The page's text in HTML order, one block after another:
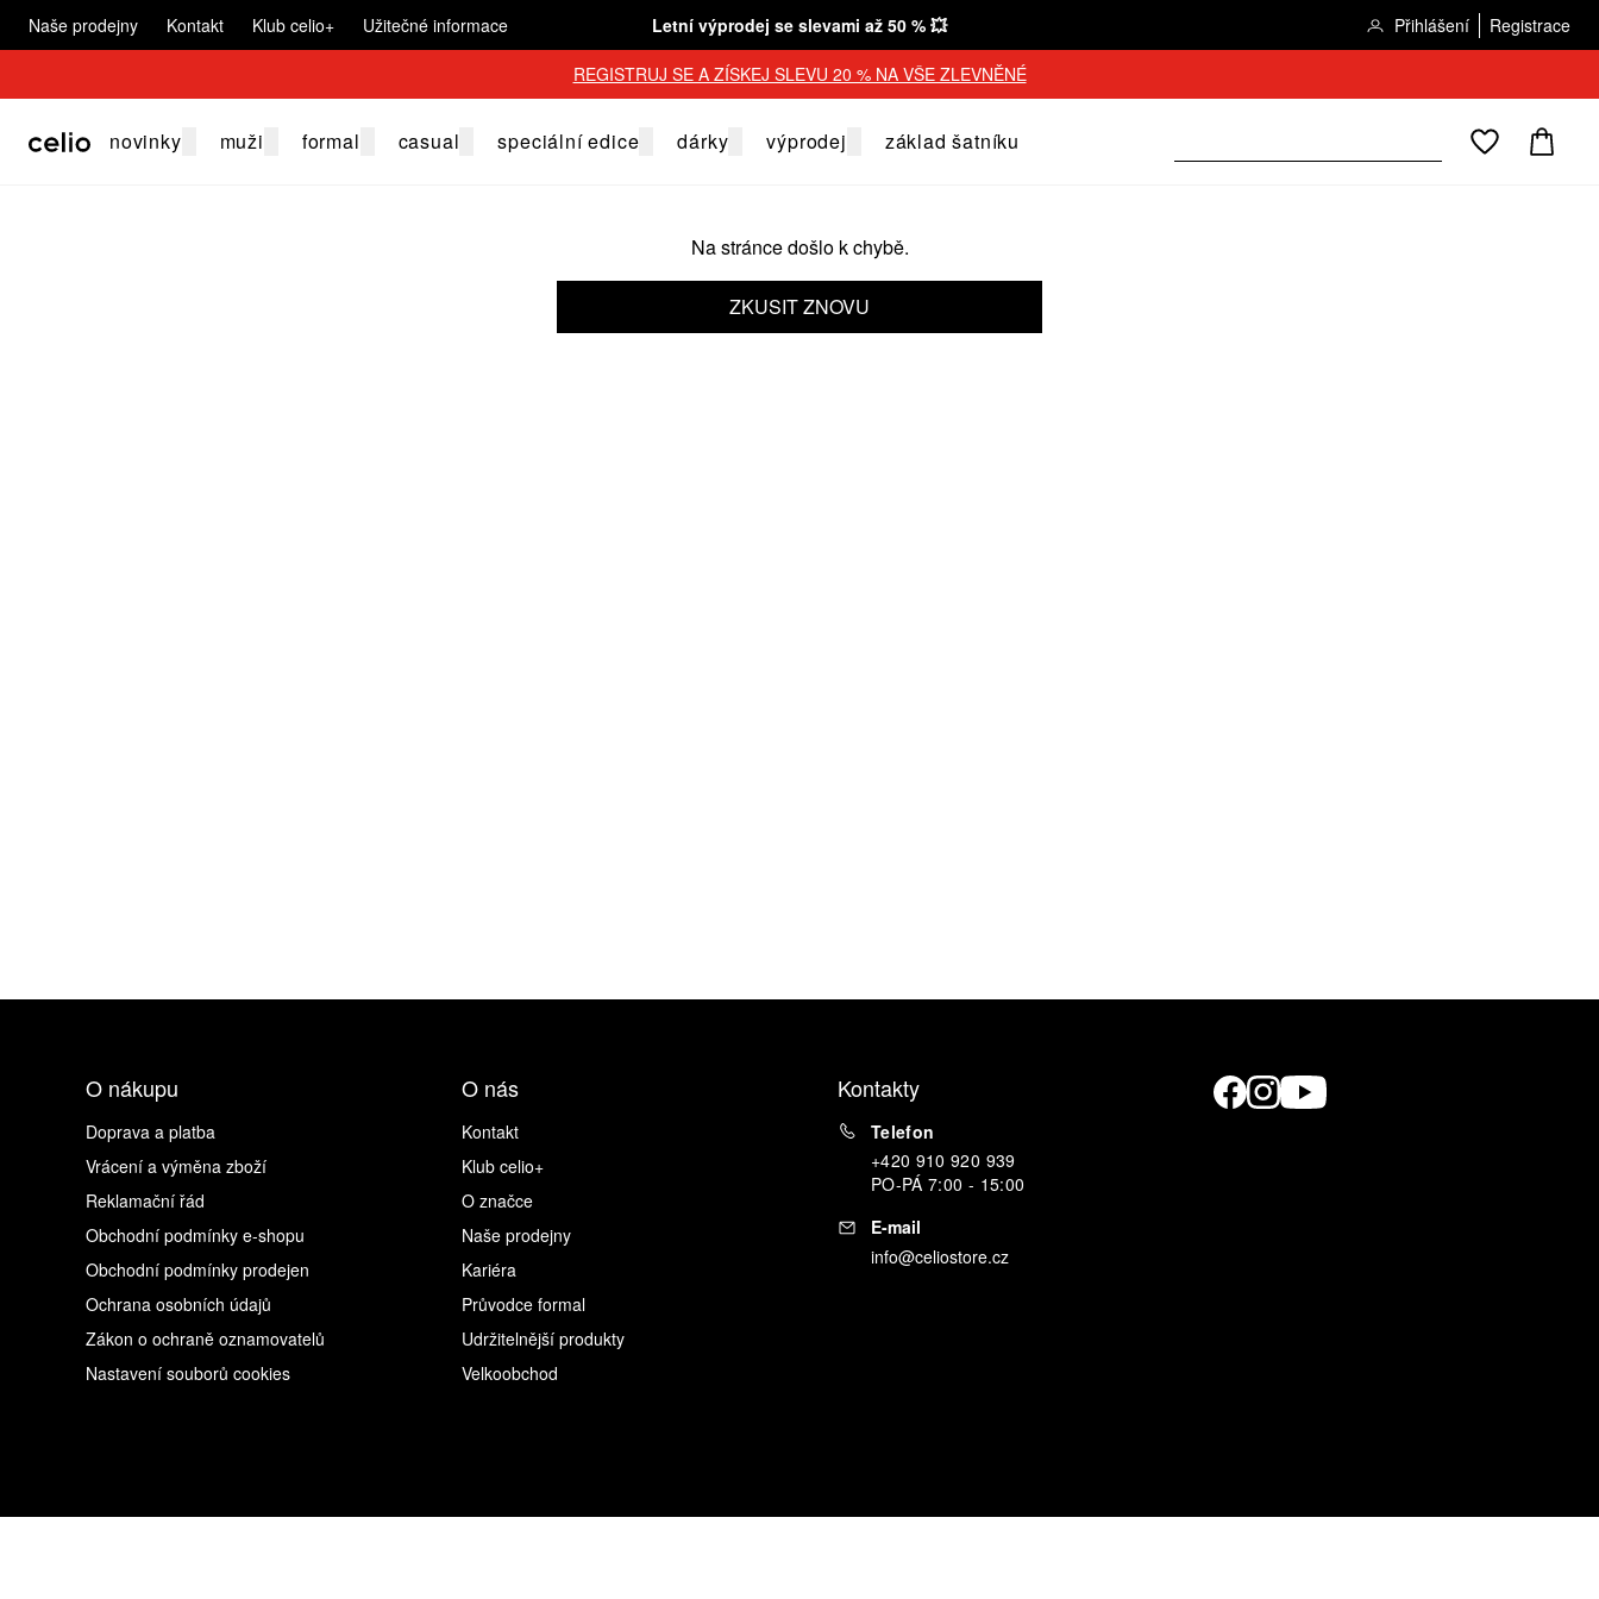
Naše prodejny Kontakt Klub celio+ Užitečné informace Letní výprodej se slevami až 50 % 💥 Přihlášení Registrace
REGISTRUJ SE A ZÍSKEJ SLEVU 20 % NA VŠE ZLEVNĚNÉ
novinky muži formal casual speciální edice dárky výprodej základ šatníku
Na stránce došlo k chybě.
ZKUSIT ZNOVU
O nákupu
Doprava a platba
Vrácení a výměna zboží
Reklamační řád
Obchodní podmínky e-shopu
Obchodní podmínky prodejen
Ochrana osobních údajů
Zákon o ochraně oznamovatelů
Nastavení souborů cookies
O nás
Kontakt
Klub celio+
O značce
Naše prodejny
Kariéra
Průvodce formal
Udržitelnější produkty
Velkoobchod
Kontakty
Telefon
+420 910 920 939
PO-PÁ 7:00 - 15:00
E-mail
info@celiostore.cz